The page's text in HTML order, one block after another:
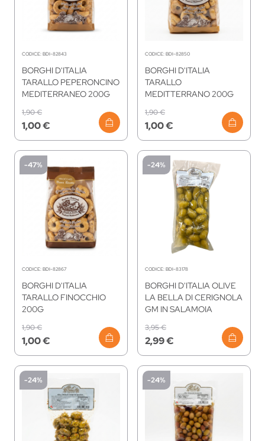
CODICE: BDI-82843
BORGHI D'ITALIA
TARALLO PEPERONCINO
MEDITERRANEO 200G
1,00 €
1,90 €
CODICE: BDI-82850
BORGHI D'ITALIA
TARALLO
MEDITTERRANO 200G
1,00 €
1,90 €
-47%
CODICE: BDI-82867
BORGHI D'ITALIA
TARALLO FINOCCHIO
200G
1,00 €
1,90 €
-24%
CODICE: BDI-83178
BORGHI D'ITALIA OLIVE
LA BELLA DI CERIGNOLA
GM IN SALAMOIA
2,99 €
3,95 €
-24% -24%